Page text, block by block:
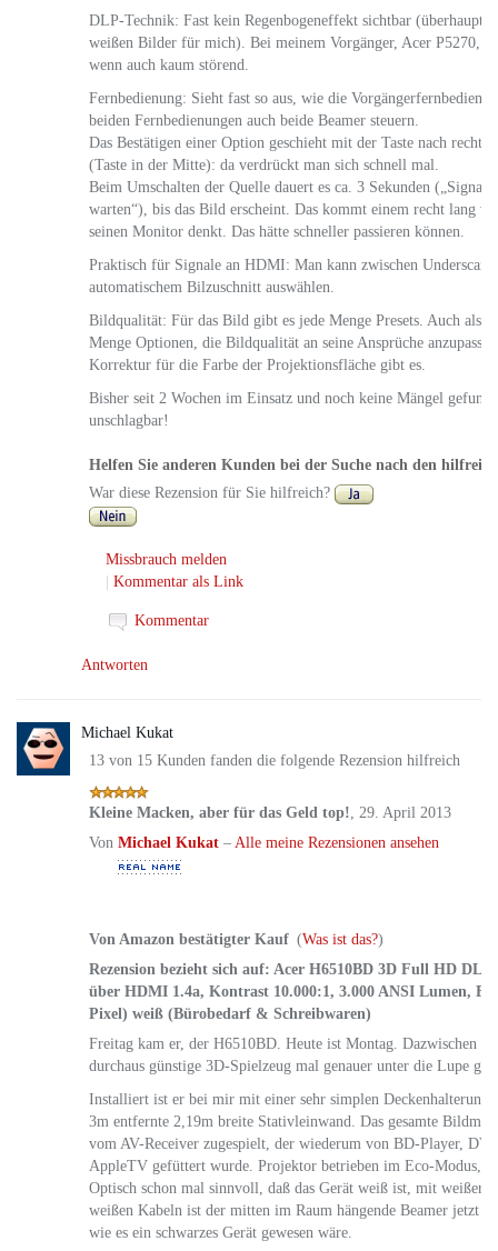
DLP-Technik: Fast kein Regenbogeneffekt sichtbar (überhaupt
weißen Bilder für mich). Bei meinem Vorgänger, Acer P5270,
wenn auch kaum störend.
Fernbedienung: Sieht fast so aus, wie die
beiden Fernbedienungen auch beide Beamer steuern.
Das Bestätigen einer Option geschieht mit der Taste nach
(Taste in der Mitte): da verdrückt man sich schnell mal.
Beim Umschalten der Quelle dauert es ca. 3 Sekunden
warten“), bis das Bild erscheint. Das kommt einem recht lang
seinen Monitor denkt. Das hätte schneller passieren können.
Praktisch für Signale an HDMI: Man kann zwischen Underscan
automatischem Bilzuschnitt auswählen.
Bildqualität: Für das Bild gibt es jede Menge Presets. Auch als
Menge Optionen, die Bildqualität an seine Ansprüche
Korrektur für die Farbe der Projektionsfläche gibt es.
Bisher seit 2 Wochen im Einsatz und noch keine Mängel
unschlagbar!
Helfen Sie anderen Kunden bei der Suche nach den
War diese Rezension für Sie hilfreich?
Missbrauch melden
Kommentar als Link
Kommentar
Antworten
Michael Kukat
13 von 15 Kunden fanden die folgende Rezension hilfreich
Kleine Macken, aber für das Geld top!, 29. April 2013
Von Michael Kukat – Alle meine Rezensionen ansehen
Von Amazon bestätigter Kauf (Was ist das?)
Rezension bezieht sich auf: Acer H6510BD 3D Full HD
über HDMI 1.4a, Kontrast 10.000:1, 3.000 ANSI Lumen,
Pixel) weiß (Bürobedarf & Schreibwaren)
Freitag kam er, der H6510BD. Heute ist Montag. Dazwischen
durchaus günstige 3D-Spielzeug mal genauer unter die Lupe
Installiert ist er bei mir mit einer sehr simplen Deckenhalterung,
3m entfernte 2,19m breite Stativleinwand. Das gesamte
vom AV-Receiver zugespielt, der wiederum von BD-Player,
AppleTV gefüttert wurde. Projektor betrieben im Eco-Modus,
Optisch schon mal sinnvoll, daß das Gerät weiß ist, mit weißer
weißen Kabeln ist der mitten im Raum hängende Beamer jetzt
wie es ein schwarzes Gerät gewesen wäre.